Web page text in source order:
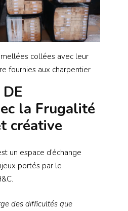
collées avec leur
fournies aux charpentier
la Frugalité
créative
un espace d’échange
portés par le
des difficultés que